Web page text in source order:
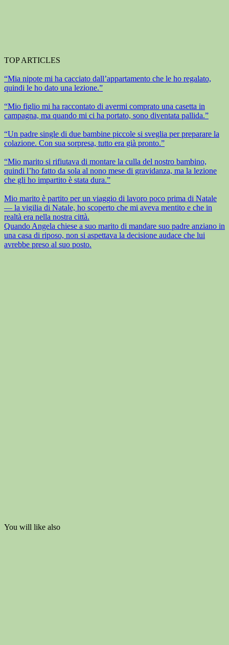
TOP ARTICLES
“Mia nipote mi ha cacciato dall’appartamento che le ho regalato,
quindi le ho dato una lezione.”
“Mio figlio mi ha raccontato di avermi comprato una casetta in
campagna, ma quando mi ci ha portato, sono diventata pallida.”
“Un padre single di due bambine piccole si sveglia per preparare la
colazione. Con sua sorpresa, tutto era già pronto.”
“Mio marito si rifiutava di montare la culla del nostro bambino,
quindi l’ho fatto da sola al nono mese di gravidanza, ma la lezione
che gli ho impartito è stata dura.”
Mio marito è partito per un viaggio di lavoro poco prima di Natale
— la vigilia di Natale, ho scoperto che mi aveva mentito e che in
realtà era nella nostra città.
Quando Angela chiese a suo marito di mandare suo padre anziano in
una casa di riposo, non si aspettava la decisione audace che lui
avrebbe preso al suo posto.
You will like also